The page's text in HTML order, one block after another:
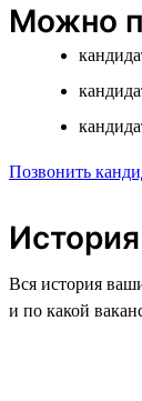
Можно
Позвонить
Вся история
и по какой